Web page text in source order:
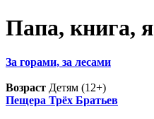
Папа, книга, я
За горами, за лесами
Возраст Детям (12+)
Пещера Трёх Братьев